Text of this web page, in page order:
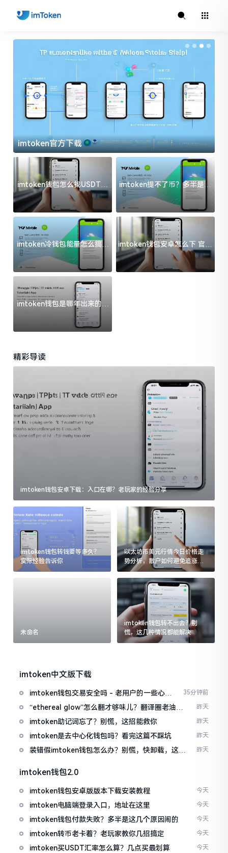
imtoken官方下载
imtoken钱包怎么找USDT地
址？三步搞定不踩坑
imtoken提不了币？多半是这
几件事没处理好
imtoken冷钱包能量怎么搞？
过来人告诉你门道
imtoken钱包安卓怎么下 官方
渠道避坑指南
imtoken钱包是哪年出来的？
一文给你说清楚
精彩导读
imtoken钱包安卓下载：入口在哪？老玩家的经验分享
imtoken钱包转钱要等多久？
实际经验告诉你
以太坊币美元行情今日价格走
势分析，散户如何避免追涨杀
跌被套牢
未命名
imtoken钱包转不出去？别
慌，这几种情况都能解决
imtoken中文版下载
imtoken钱包交易安全吗 - 老用户的一些心里
话
35分钟前
“ethereal glow”怎么翻才够味儿？翻译圈老油条
的私房话
昨天
imtoken助记词忘了？别慌，这招能救你 昨天
imtoken是去中心化钱包吗？看完这篇不踩坑 昨天
装错假imtoken钱包怎么办？别慌，快卸载，这几
昨天
imtoken钱包2.0
imtoken钱包安卓版版本下载安装教程 今天
imtoken电脑端登录入口，地址在这里 今天
imtoken钱包付款失败？多半是这几个原因闹的 今天
imtoken转币老卡着？老玩家教你几招搞定 今天
imtoken买USDT汇率怎么算？几点买最划算 今天